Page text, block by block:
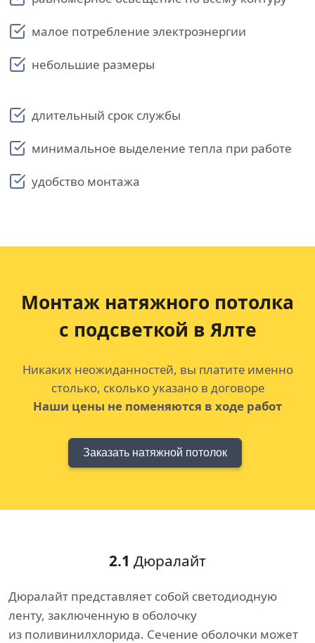
малое потребление электроэнергии
небольшие размеры
длительный срок службы
минимальное выделение тепла при работе
удобство монтажа
Монтаж натяжного потолка
с подсветкой в Ялте
Никаких неожиданностей, вы платите именно
столько, сколько указано в договоре
Наши цены не поменяются в ходе работ
Заказать натяжной потолок
2.1 Дюралайт
Дюралайт представляет собой светодиодную
ленту, заключенную в оболочку
из поливинилхлорида. Сечение оболочки может